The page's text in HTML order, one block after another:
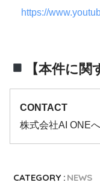
https://
【本件に関
CONTACT
株式会社AI ONE
CATEGORY : NEWS